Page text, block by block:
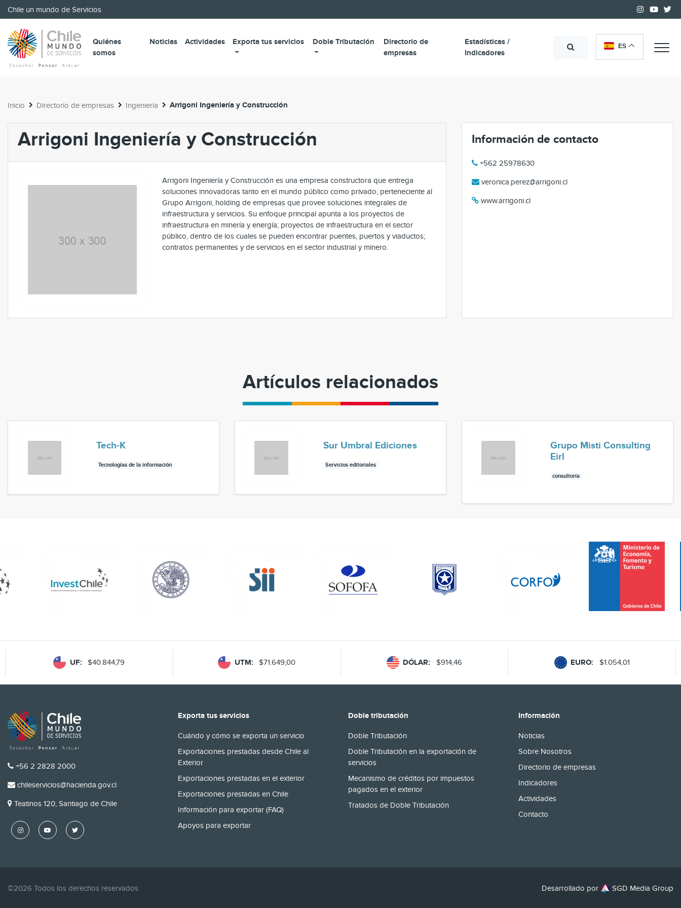
Chile un mundo de Servicios
Quiénes
somos
Noticias Actividades Exporta tus servicios Doble Tributación
Directorio de
empresas
Estadísticas /
Indicadores
ES
Inicio Directorio de empresas Ingeniería Arrigoni Ingeniería y Construcción
Arrigoni Ingeniería y Construcción
Arrigoni Ingeniería y Construcción es una empresa constructora que entrega
soluciones innovadoras tanto en el mundo público como privado, perteneciente al
Grupo Arrigoni, holding de empresas que provee soluciones integrales de
infraestructura y servicios. Su enfoque principal apunta a los proyectos de
infraestructura en minería y energía; proyectos de infraestructura en el sector
público, dentro de los cuales se pueden encontrar puentes, puertos y viaductos;
contratos permanentes y de servicios en el sector industrial y minero.
Información de contacto
+562 25978630
veronica.perez@arrigoni.cl
www.arrigoni.cl
Artículos relacionados
Tech-K
Tecnologías de la información
Sur Umbral Ediciones
Servicios editoriales
Grupo Misti Consulting
Eirl
consultoría
UF: $40.844,79 UTM: $71.649,00 DÓLAR: $914,46 EURO: $1.054,01
TELÉFONO
+56 2 2828 2000
EMAIL
chileservicios@hacienda.gov.cl
DIRECCIÓN
Teatinos 120, Santiago de Chile
Exporta tus servicios
Cuándo y cómo se exporta un servicio
Exportaciones prestadas desde Chile al
Exterior
Exportaciones prestadas en el exterior
Exportaciones prestadas en Chile
Información para exportar (FAQ)
Apoyos para exportar
Doble tributación
Doble Tributación
Doble Tributación en la exportación de
servicios
Mecanismo de créditos por impuestos
pagados en el exterior
Tratados de Doble Tributación
Información
Noticias
Sobre Nosotros
Directorio de empresas
Indicadores
Actividades
Contacto
©2026 Todos los derechos reservados Desarrollado por SGD Media Group